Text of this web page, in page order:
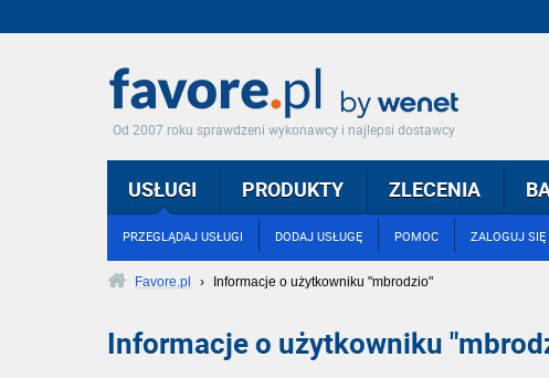
Od 2007 roku sprawdzeni wykonawcy i najlepsi dostawcy
USŁUGI
PRZEGLĄDAJ USŁUGI DODAJ USŁUGĘ POMOC ZALOGUJ SIĘ
PRODUKTY ZLECENIA
Favore.pl › Informacje o użytkowniku "mbrodzio"
Informacje o użytkowniku